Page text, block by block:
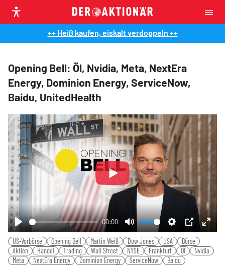
++ Heiß kaufen, eiskalt verdoppeln ++
Opening Bell: Öl, Nvidia, Meta, NextEra
Energy, Dominion Energy, ServiceNow,
Baidu, UnitedHealth
Play
00:00
Mute Settings
PIP
US-Vorbörse Opening Bell Martin Weiß Dow Jones USA
Börse
Aktien
Handel Trading Wall Street NYSE Frankfurt Öl
Nvidia
Meta
NextEra Energy Dominion Energy ServiceNow
Baidu